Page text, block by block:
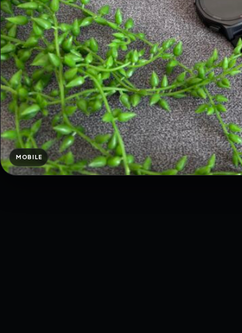
MOBILE